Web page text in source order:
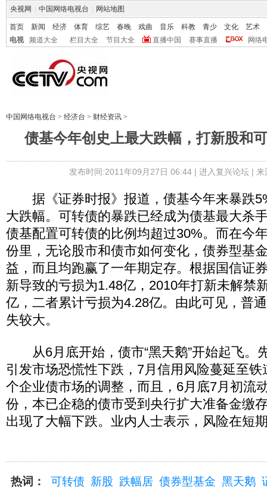
央视网 中国网络电视台 网站地图
首页 新闻 经济 体育 综艺 春晚 戏曲 音乐 科教 青少 文化
艺术
电视
频道大全 栏目大全 节目大全 直播中国 赛事直播 网络
中国网络电视台 > 经济台 > 财经资讯 >
债基今年创史上最大跌幅，打新股和
发布时间:2011年09月27日 06:44 | 进入复兴论坛| 来
据《证券时报》报道，债基今年来暴跌
大跌幅。可转债的暴跌已经成为债基最大杀
债基配置可转债的比例均超过30%。而在今
份里，无论股市和债市如何变化，债券型基
益，而且均跑赢了一年期定存。根据国信证
新导致的亏损为1.48亿，2010年打新未解禁
亿，二者累计亏损为4.28亿。由此可见，普
失较大。
从6月底开始，债市“黑天鹅”开始起飞。
引发市场恐慌性下跌，7月信用风险蔓延至
个企业债市场的调整，而且，6月底7月初流
份，本已企稳的债市受到央行扩大准备金缴
出现了大幅下跌。业内人士表示，风险在短
热词： 可转债 新股 跌幅居 债券型基金 黑天鹅